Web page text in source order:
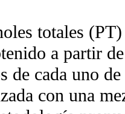
totales
a partir
de cada uno
con una